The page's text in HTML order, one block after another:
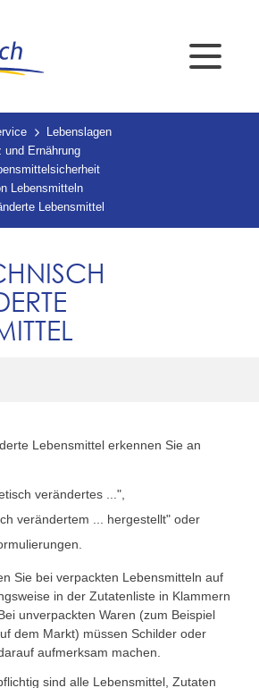
Lebenslagen
und Ernährung
Lebensmitteln
Lebensmittel
Lebensmittel erkennen Sie an
verändertes ...",
verändertem ... hergestellt" oder
Sie bei verpackten Lebensmitteln auf
in der Zutatenliste in Klammern
unverpackten Waren (zum Beispiel
dem Markt) müssen Schilder oder
aufmerksam machen.
sind alle Lebensmittel, Zutaten